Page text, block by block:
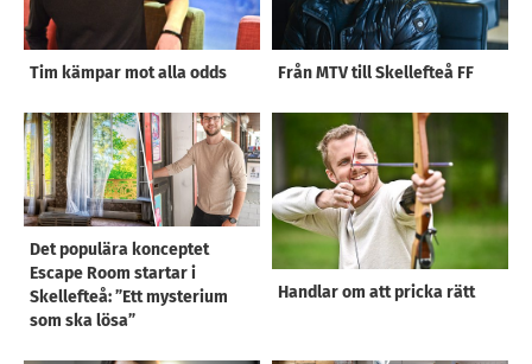
Tim kämpar mot alla odds Från MTV till Skellefteå FF
Det populära konceptet
Escape Room startar i
Skellefteå: ”Ett mysterium
som ska lösa”
Handlar om att pricka rätt